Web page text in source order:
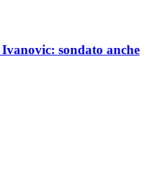
sondato anche